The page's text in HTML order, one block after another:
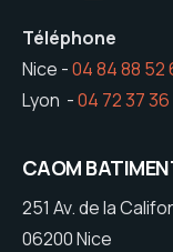
Téléphone
Nice -04 84 88 52
Lyon -04 72 37
CAOM
251 Av. de la
06200 Nice